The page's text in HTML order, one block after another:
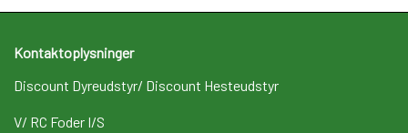
Kontaktoplysninger
Discount Dyreudstyr/ Discount Hesteudstyr
V/ RC Foder I/S